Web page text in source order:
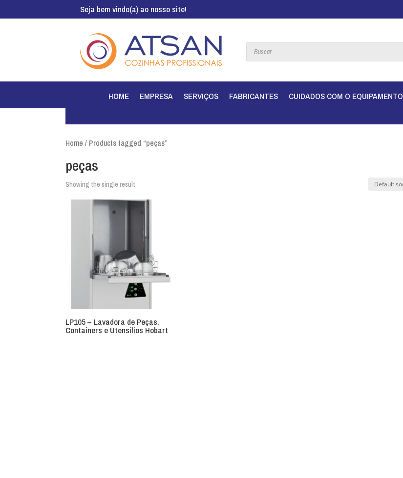
Seja bem vindo(a) ao nosso site!
Products
search
HOME EMPRESA SERVIÇOS FABRICANTES CUIDADOS COM O EQUIPAMENTO
Home / Products tagged “peças”
peças
Showing the single result
LP105 – Lavadora de Peças,
Containers e Utensílios Hobart